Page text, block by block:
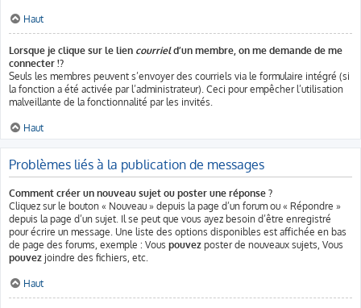
Haut
Lorsque je clique sur le lien courrield’un membre, on me demande de me
connecter !?
Seuls les membres peuvent s’envoyer des courriels via le formulaire intégré (si
la fonction a été activée par l’administrateur). Ceci pour empêcher l’utilisation
malveillante de la fonctionnalité par les invités.
Haut
Problèmes liés à la publication de messages
Comment créer un nouveau sujet ou poster une réponse ?
Cliquez sur le bouton « Nouveau » depuis la page d’un forum ou « Répondre »
depuis la page d’un sujet. Il se peut que vous ayez besoin d’être enregistré
pour écrire un message. Une liste des options disponibles est affichée en bas
de page des forums, exemple : Vous pouvez poster de nouveaux sujets, Vous
pouvez joindre des fichiers, etc.
Haut